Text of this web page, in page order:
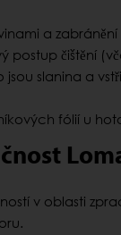
a
čištění
slanina a
fólií u
v oblasti